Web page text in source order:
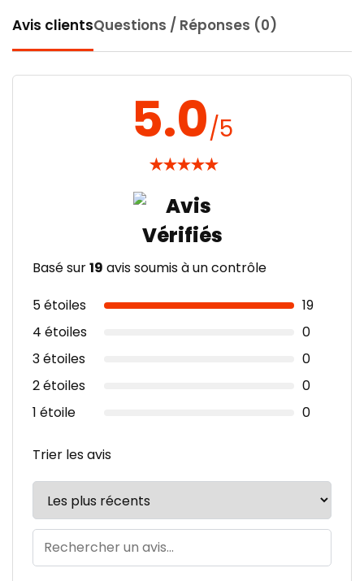
Avis clientsQuestions / Réponses (0)
5.0/5
★★★★★
Basé sur19 avis soumis à un contrôle
5 étoiles
19
4 étoiles
0
3 étoiles
0
2 étoiles
0
1 étoile
0
Trier les avis